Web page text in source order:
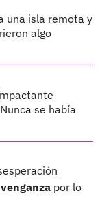
una isla remota y
algo
se había
venganza por lo